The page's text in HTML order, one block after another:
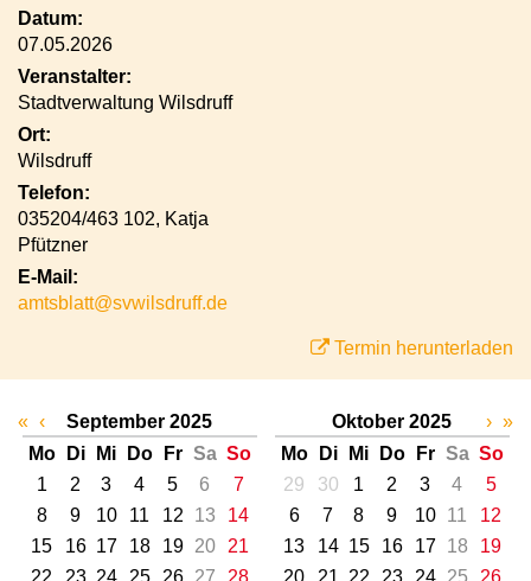
Datum:
07.05.2026
Veranstalter:
Stadtverwaltung Wilsdruff
Ort:
Wilsdruff
Telefon:
035204/463 102, Katja
Pfützner
E-Mail:
amtsblatt@svwilsdruff.de
Termin herunterladen
« ‹
September 2025
Mo
Di Mi Do Fr Sa So
1
2 3 4 5 6
7
8
9 10 11 12 13
14
15
16 17 18 19 20
21
22
23 24 25 26 27
28
Oktober 2025
Mo
Di Mi Do Fr Sa So
29
30 1 2 3 4
5
6
7 8 9 10 11
12
13
14 15 16 17 18
19
20
21 22 23 24 25
26
› »